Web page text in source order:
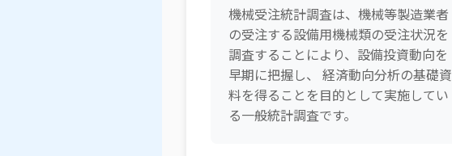
機械受注統計調査は、機械等製造業者
の受注する設備用機械類の受注状況を
調査することにより、設備投資動向を
早期に把握し、 経済動向分析の基礎資
料を得ることを目的として実施してい
る一般統計調査です。